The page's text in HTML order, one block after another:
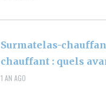
Surmatelas-
chauffant : quels
1 AN AGO